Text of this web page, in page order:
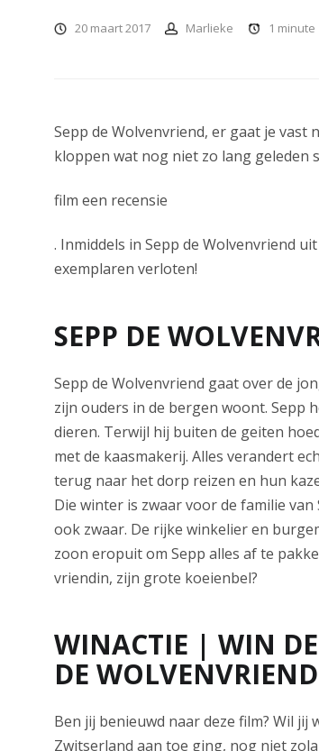
20 maart 2017 Marlieke 1 minute
Sepp de Wolvenvriend, er gaat je vast
kloppen wat nog niet zo lang geleden
film een recensie
. Inmiddels in Sepp de Wolvenvriend
exemplaren verloten!
SEPP DE
Sepp de Wolvenvriend gaat over de
zijn ouders in de bergen woont. Sepp
dieren. Terwijl hij buiten de geiten
met de kaasmakerij. Alles verandert
terug naar het dorp reizen en hun
Die winter is zwaar voor de familie
ook zwaar. De rijke winkelier en
zoon eropuit om Sepp alles af te
vriendin, zijn grote koeienbel?
WINACTIE | WIN
DE
Ben jij benieuwd naar deze film? Wil jij
Zwitserland aan toe ging, nog niet